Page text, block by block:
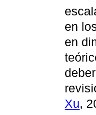
en
en
Xu,